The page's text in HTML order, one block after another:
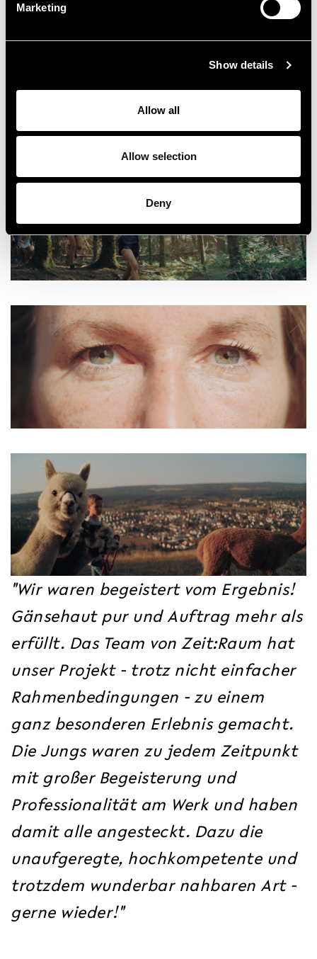
Marketing
Show details
Allow all
Allow selection
Deny
"Wir waren begeistert vom Ergebnis!
Gänsehaut pur und Auftrag mehr als
erfüllt. Das Team von Zeit:Raum hat
unser Projekt - trotz nicht einfacher
Rahmenbedingungen - zu einem
ganz besonderen Erlebnis gemacht.
Die Jungs waren zu jedem Zeitpunkt
mit großer Begeisterung und
Professionalität am Werk und haben
damit alle angesteckt. Dazu die
unaufgeregte, hochkompetente und
trotzdem wunderbar nahbaren Art -
gerne wieder!"